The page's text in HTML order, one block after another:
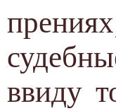
ввиду